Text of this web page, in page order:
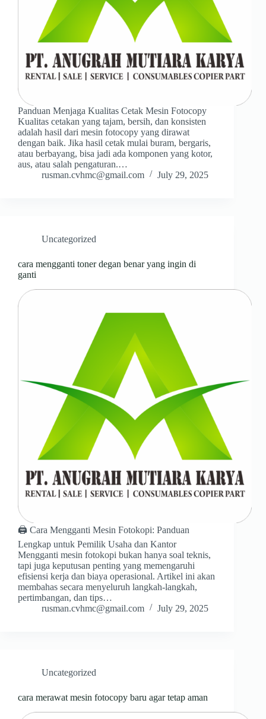
Panduan Menjaga Kualitas Cetak Mesin Fotocopy
Kualitas cetakan yang tajam, bersih, dan konsisten
adalah hasil dari mesin fotocopy yang dirawat
dengan baik. Jika hasil cetak mulai buram, bergaris,
atau berbayang, bisa jadi ada komponen yang kotor,
aus, atau salah pengaturan.…
rusman.cvhmc@gmail.com
July 29, 2025
Uncategorized
cara mengganti toner degan benar yang ingin di
ganti
🖨️ Cara Mengganti Mesin Fotokopi: Panduan
Lengkap untuk Pemilik Usaha dan Kantor
Mengganti mesin fotokopi bukan hanya soal teknis,
tapi juga keputusan penting yang memengaruhi
efisiensi kerja dan biaya operasional. Artikel ini akan
membahas secara menyeluruh langkah-langkah,
pertimbangan, dan tips…
rusman.cvhmc@gmail.com
July 29, 2025
Uncategorized
cara merawat mesin fotocopy baru agar tetap aman